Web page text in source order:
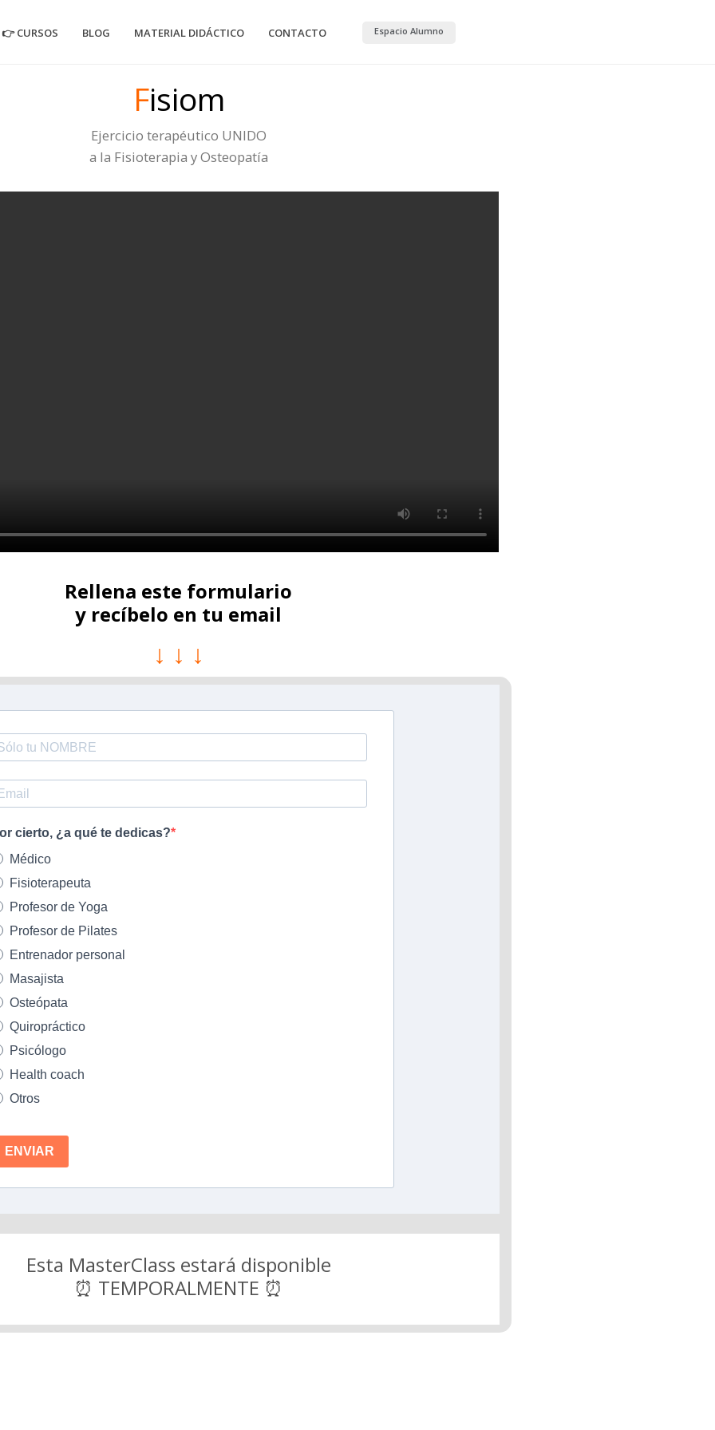
👉 CURSOS BLOG MATERIAL DIDÁCTICO CONTACTO Espacio Alumno
Fisiom
Ejercicio terapéutico UNIDO
a la Fisioterapia y Osteopatía
Rellena este formulario
y recíbelo en tu email
↓ ↓ ↓
cierto, ¿a qué te dedicas?
Médico
Fisioterapeuta
Profesor de Yoga
Profesor de Pilates
Entrenador personal
Masajista
Osteópata
Quiropráctico
Psicólogo
Health coach
Otros
ENVIAR
Esta MasterClass estará disponible
⏰ TEMPORALMENTE ⏰